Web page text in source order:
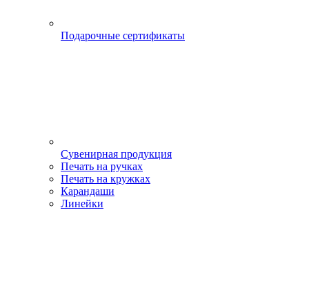
Подарочные сертификаты
Сувенирная продукция
Печать на ручках
Печать на кружках
Карандаши
Линейки